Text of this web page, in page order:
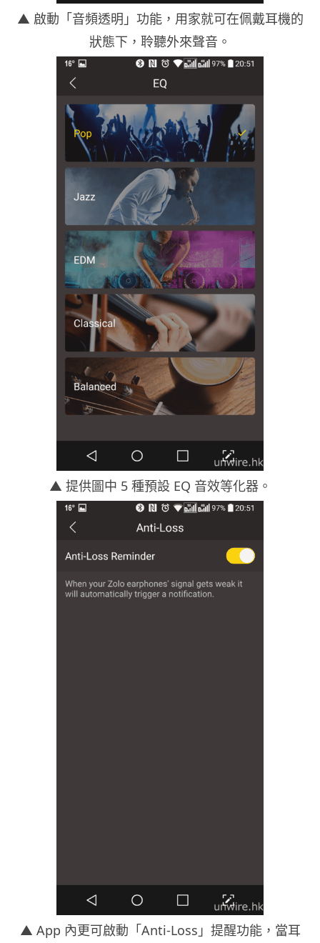
▲ 啟動「音頻透明」功能，用家就可在佩戴耳機的
狀態下，聆聽外來聲音。
▲ 提供圖中 5 種預設 EQ 音效等化器。
▲ App 內更可啟動「Anti-Loss」提醒功能，當耳